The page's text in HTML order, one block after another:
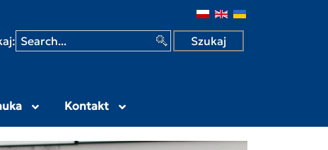
w Siedlcach
Kontakt